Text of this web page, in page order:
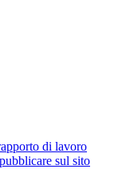
di lavoro
sul sito